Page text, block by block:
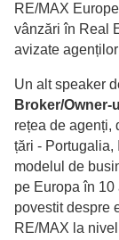
RE/MAX
vânzări în Real
avizate
Un alt speaker
Broker/Owner-
rețea de agenți,
țări - Portugalia,
modelul de
pe Europa în 10
povestit despre
RE/MAX la